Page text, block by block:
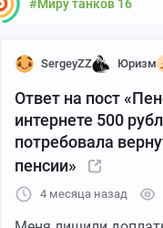
#Миру танков 16
SergeyZZ Юризм
Ответ на пост
интернете 500
потребовала
пенсии»
4 месяца назад